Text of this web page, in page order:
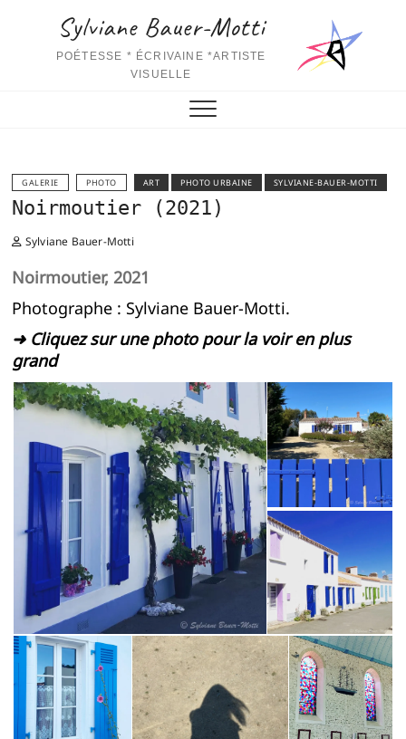
Sylviane Bauer-Motti
POÉTESSE * ÉCRIVAINE *ARTISTE
VISUELLE
GALERIE PHOTO ART PHOTO URBAINE SYLVIANE-BAUER-MOTTI
Noirmoutier (2021)
Sylviane Bauer-Motti
Noirmoutier, 2021
Photographe : Sylviane Bauer-Motti.
➜ Cliquez sur une photo pour la voir en plus
grand